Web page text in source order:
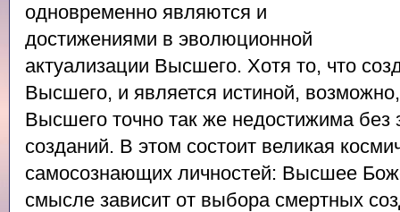
одновременно являются и
достижениями в эволюционной
актуализации Высшего. Хотя то, что
Высшего, и является истиной,
Высшего точно так же недостижима
созданий. В этом состоит великая
самосознающих личностей: Высшее
смысле зависит от выбора смертных